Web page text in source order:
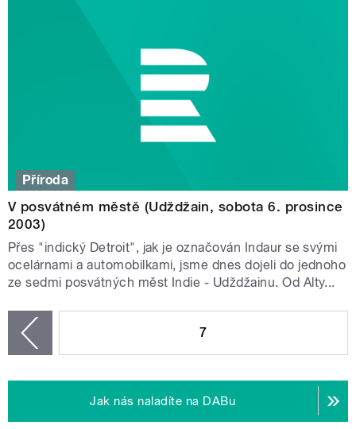
Příroda
V posvátném městě (Udždžain, sobota 6. prosince
2003)
Přes "indický Detroit", jak je označován Indaur se svými
ocelárnami a automobilkami, jsme dnes dojeli do jednoho
ze sedmi posvátných měst Indie - Udždžainu. Od Alty...
7
Jak nás naladíte na DABu